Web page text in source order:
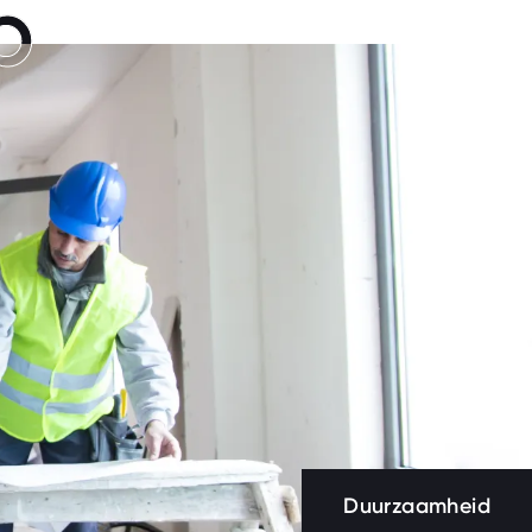
Duurzaamheid